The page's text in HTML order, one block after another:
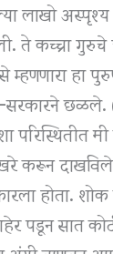
लाखो
ते कच्चा
हा
छळले.
खरे करून
होता.
पडून सात